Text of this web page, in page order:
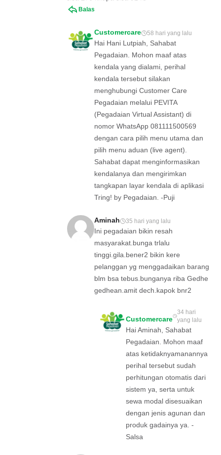
Balas
Customercare 58 hari yang lalu
Hai Hani Lutpiah, Sahabat
Pegadaian. Mohon maaf atas
kendala yang dialami, perihal
kendala tersebut silakan
menghubungi Customer Care
Pegadaian melalui PEVITA
(Pegadaian Virtual Assistant) di
nomor WhatsApp 081111500569
dengan cara pilih menu utama dan
pilih menu aduan (live agent).
Sahabat dapat menginformasikan
kendalanya dan mengirimkan
tangkapan layar kendala di aplikasi
Tring! by Pegadaian. -Puji
Aminah 35 hari yang lalu
Ini pegadaian bikin resah
masyarakat.bunga trlalu
tinggi.gila.bener2 bikin kere
pelanggan yg menggadaikan barang
blm bsa tebus.bunganya riba Gedhe
gedhean.amit dech.kapok bnr2
Customercare
34 hari
yang lalu
Hai Aminah, Sahabat
Pegadaian. Mohon maaf
atas ketidaknyamanannya
perihal tersebut sudah
perhitungan otomatis dari
sistem ya, serta untuk
sewa modal disesuaikan
dengan jenis agunan dan
produk gadainya ya. -
Salsa